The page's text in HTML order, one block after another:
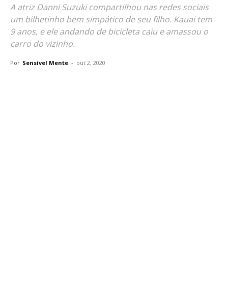
A atriz Danni Suzuki compartilhou nas redes sociais
um bilhetinho bem simpático de seu filho. Kauai tem
9 anos, e ele andando de bicicleta caiu e amassou o
carro do vizinho.
Por Sensível Mente - out 2, 2020